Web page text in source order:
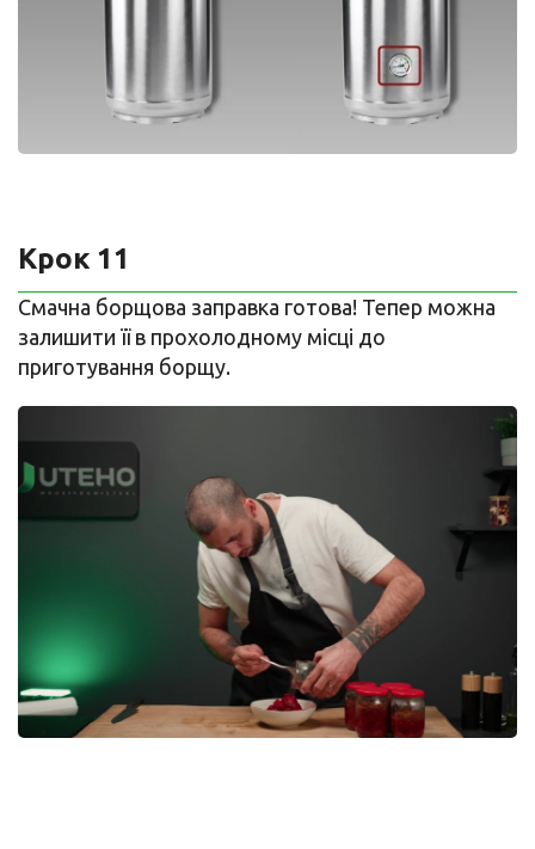
Крок 11
Смачна борщова заправка готова! Тепер можна
залишити її в прохолодному місці до
приготування борщу.